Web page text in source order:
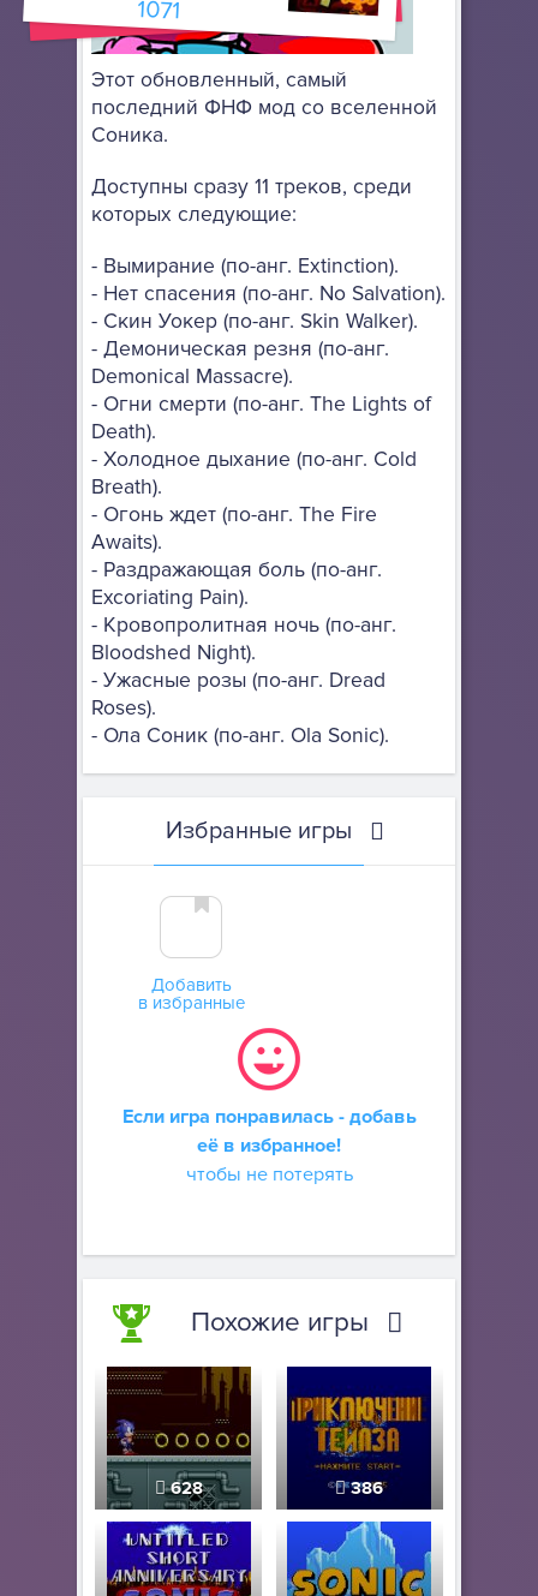
Этот обновленный, самый
последний ФНФ мод со вселенной
Соника.
Доступны сразу 11 треков, среди
которых следующие:
- Вымирание (по-анг. Extinction).
- Нет спасения (по-анг. No Salvation).
- Скин Уокер (по-анг. Skin Walker).
- Демоническая резня (по-анг.
Demonical Massacre).
- Огни смерти (по-анг. The Lights of
Death).
- Холодное дыхание (по-анг. Cold
Breath).
- Огонь ждет (по-анг. The Fire
Awaits).
- Раздражающая боль (по-анг.
Excoriating Pain).
- Кровопролитная ночь (по-анг.
Bloodshed Night).
- Ужасные розы (по-анг. Dread
Roses).
- Ола Соник (по-анг. Ola Sonic).
Избранные игры
Добавить
в избранные
Если игра понравилась - добавь
её в избранное!
чтобы не потерять
Похожие игры
628 386
1071